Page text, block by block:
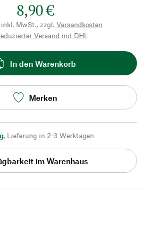
8,90 €
inkl. MwSt., zzgl. Versandkosten
Versand mit DHL
In den Warenkorb
Merken
, Lieferung in 2-3 Werktagen
im Warenhaus